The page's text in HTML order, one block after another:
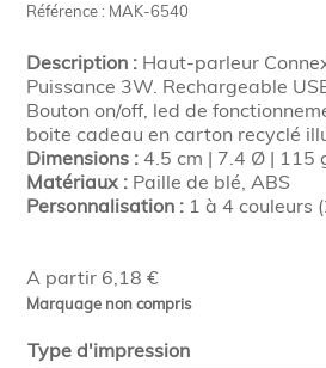
Référence : MAK-6540
A partir 6,18 €
Marquage non compris
Description : Haut-parleur
Puissance 3W. Rechargeable
Bouton on/off, led de
boite cadeau en carton recyclé
Dimensions : 4.5 cm | 7.4 Ø | 115
Matériaux : Paille de blé, ABS
Personnalisation : 1 à 4 couleurs
Type d'impression